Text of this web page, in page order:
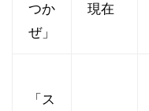
つか
ぜ」
現在
「ス